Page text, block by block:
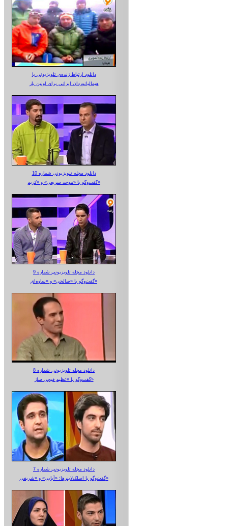
دانلود ارتباط زنده‌ی تلویزیونی‌ با
هیمالیانوردان ایرانی برای اولین بار
دانلود مجله تلویزیونی شماره 10
گفت‌وگو با «موحد سریعی» و «کریم»
دانلود مجله تلویزیونی شماره 9
گفت‌وگو با «صالحی» و «ساوه‌ای»
دانلود مجله تلویزیونی شماره 8
گفت‌وگو با «عظیم قیچی ساز»
دانلود مجله تلویزیونی شماره 7
گفت‌وگو با اسلک‌لاینرها؛ «آبایی» و «شریفی»